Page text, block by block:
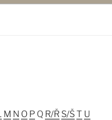
M N O P Q R/Ř S/ŠT U